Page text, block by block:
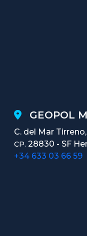
GEOPOL
C. del Mar
CP. 28830 - SF
+34 633 03 66 59